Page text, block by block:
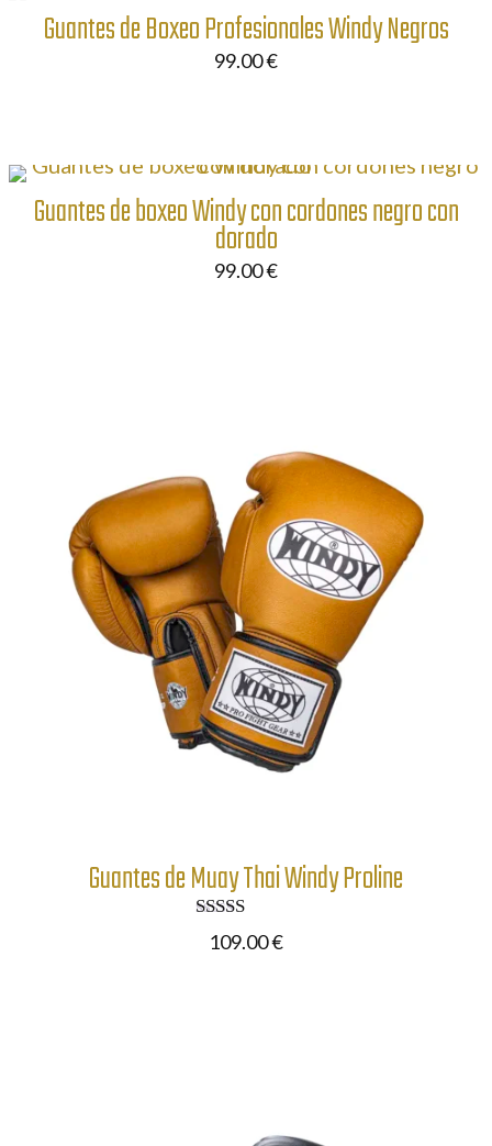
Guantes de Boxeo Profesionales Windy Negros
99.00€
Guantes de boxeo Windy con cordones negro con
dorado
99.00€
Guantes de Muay Thai Windy Proline
Valorado
con
109.00€